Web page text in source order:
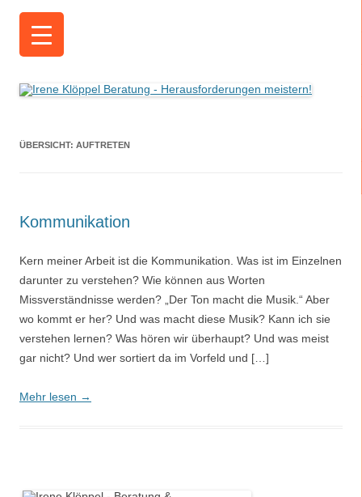
ÜBERSICHT: AUFTRETEN
Kommunikation
Kern meiner Arbeit ist die Kommunikation. Was ist im Einzelnen
darunter zu verstehen? Wie können aus Worten
Missverständnisse werden? „Der Ton macht die Musik.“ Aber
wo kommt er her? Und was macht diese Musik? Kann ich sie
verstehen lernen? Was hören wir überhaupt? Und was meist
gar nicht? Und wer sortiert da im Vorfeld und […]
Mehr lesen →